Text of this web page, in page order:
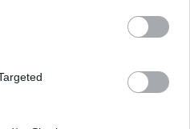
PC-re,